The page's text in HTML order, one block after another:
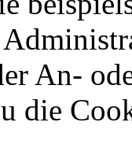
An-
die